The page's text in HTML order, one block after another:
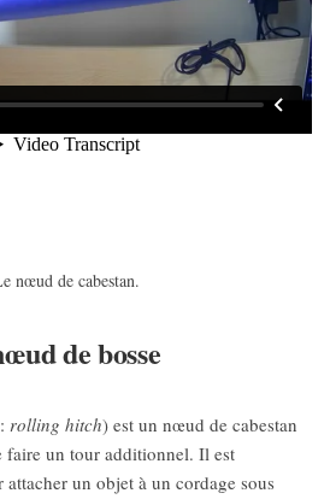
nœud de cabestan.
de bosse
rolling hitch) est un nœud de cabestan
faire un tour additionnel. Il est
un objet à un cordage sous